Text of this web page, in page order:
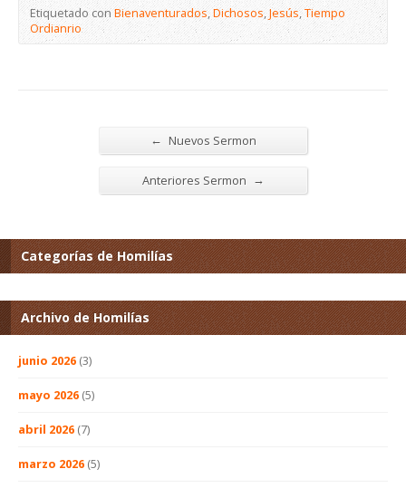
Etiquetado conBienaventurados,Dichosos,Jesús,Tiempo
Ordianrio
← Nuevos Sermon
Anteriores Sermon →
Categorías de Homilías
Archivo de Homilías
junio 2026 (3)
mayo 2026 (5)
abril 2026 (7)
marzo 2026 (5)